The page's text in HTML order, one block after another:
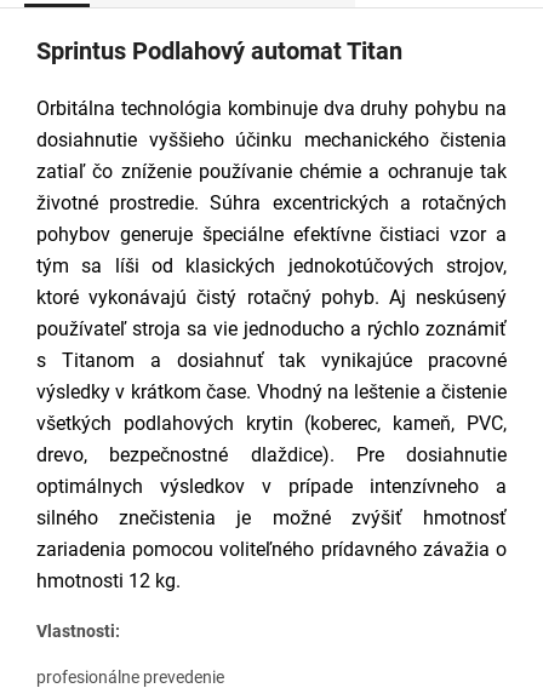
Sprintus Podlahový automat Titan
Orbitálna technológia kombinuje dva druhy pohybu na
dosiahnutie vyššieho účinku mechanického čistenia
zatiaľ čo zníženie používanie chémie a ochranuje tak
životné prostredie. Súhra excentrických a rotačných
pohybov generuje špeciálne efektívne čistiaci vzor a
tým sa líši od klasických jednokotúčových strojov,
ktoré vykonávajú čistý rotačný pohyb. Aj neskúsený
používateľ stroja sa vie jednoducho a rýchlo zoznámiť
s Titanom a dosiahnuť tak vynikajúce pracovné
výsledky v krátkom čase. Vhodný na leštenie a čistenie
všetkých podlahových krytin (koberec, kameň, PVC,
drevo, bezpečnostné dlaždice). Pre dosiahnutie
optimálnych výsledkov v prípade intenzívneho a
silného znečistenia je možné zvýšiť hmotnosť
zariadenia pomocou voliteľného prídavného závažia o
hmotnosti 12 kg.
Vlastnosti:
profesionálne prevedenie